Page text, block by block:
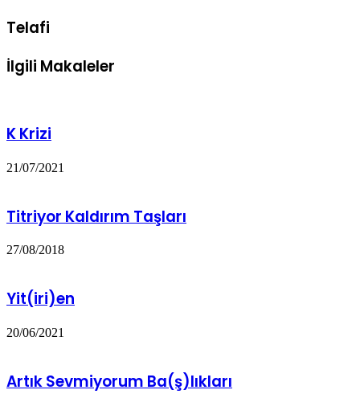
Telafi
İlgili Makaleler
K Krizi
21/07/2021
Titriyor Kaldırım Taşları
27/08/2018
Yit(iri)en
20/06/2021
Artık Sevmiyorum Ba(ş)lıkları